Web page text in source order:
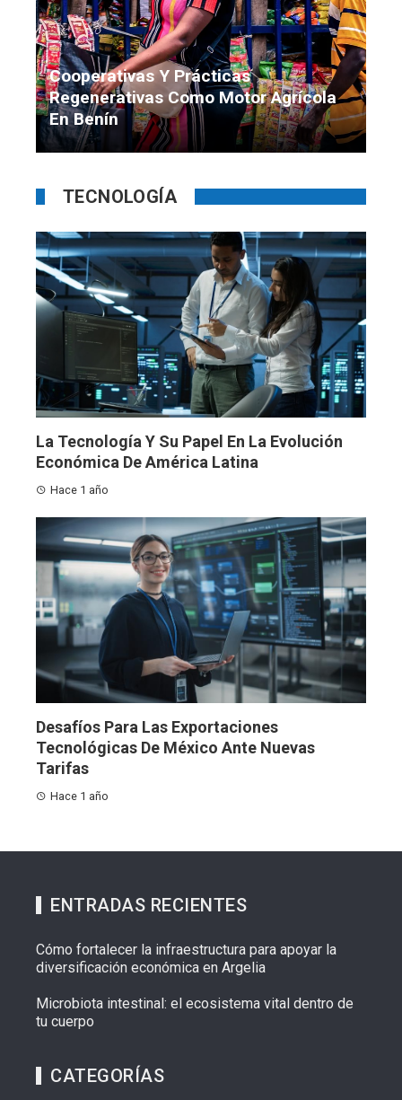
Cooperativas Y Prácticas
Regenerativas Como Motor Agrícola
En Benín
Paula Larraín Hace 3 semanas
TECNOLOGÍA
La Tecnología Y Su Papel En La Evolución
Económica De América Latina
Hace 1 año
Desafíos Para Las Exportaciones
Tecnológicas De México Ante Nuevas
Tarifas
Hace 1 año
ENTRADAS RECIENTES
Cómo fortalecer la infraestructura para apoyar la
diversificación económica en Argelia
Microbiota intestinal: el ecosistema vital dentro de
tu cuerpo
CATEGORÍAS